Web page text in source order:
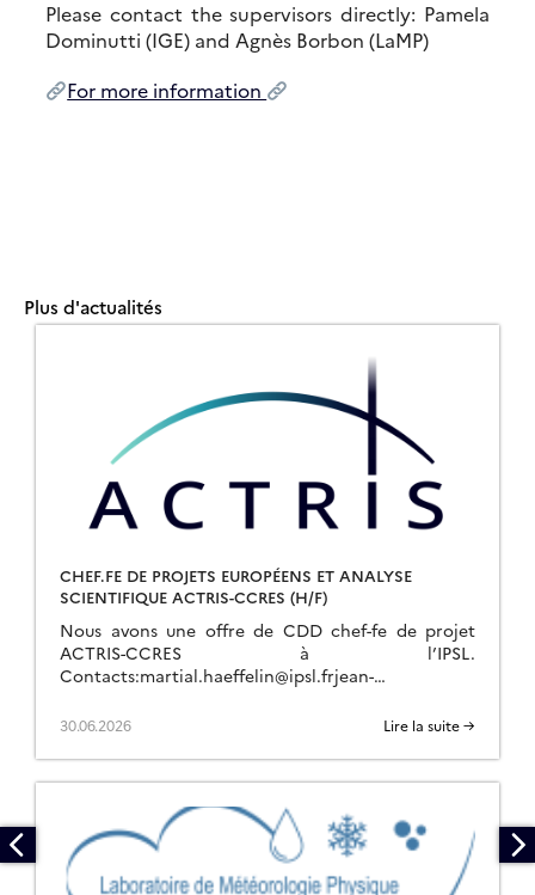
Please contact the supervisors directly: Pamela
Dominutti (IGE) and Agnès Borbon (LaMP)
For more information
Plus d'actualités
CHEF.FE DE PROJETS EUROPÉENS ET ANALYSE
SCIENTIFIQUE ACTRIS-CCRES (H/F)
Nous avons une offre de CDD chef-fe de projet
ACTRIS-CCRES à l’IPSL.
Contacts:martial.haeffelin@ipsl.frjean-
Pour plus d’info :
057/Default.aspx Description du Poste Les Missions
1. Gestion de projets ACTRIS (70%)● Montage […]
30.06.2026 Lire la suite →